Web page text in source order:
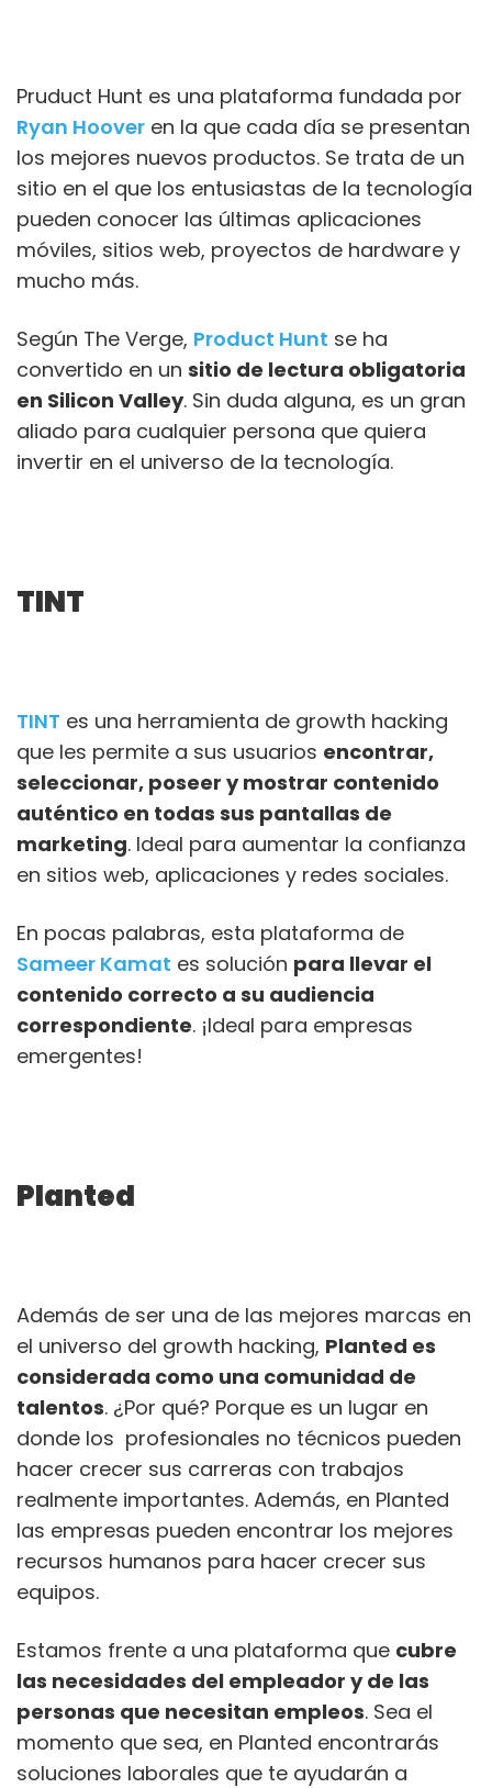
Pruduct Hunt es una plataforma fundada por
Ryan Hoover en la que cada día se presentan
los mejores nuevos productos. Se trata de un
sitio en el que los entusiastas de la tecnología
pueden conocer las últimas aplicaciones
móviles, sitios web, proyectos de hardware y
mucho más.
Según The Verge, Product Hunt se ha
convertido en un sitio de lectura obligatoria
en Silicon Valley. Sin duda alguna, es un gran
aliado para cualquier persona que quiera
invertir en el universo de la tecnología.
TINT
TINT es una herramienta de growth hacking
que les permite a sus usuarios encontrar,
seleccionar, poseer y mostrar contenido
auténtico en todas sus pantallas de
marketing. Ideal para aumentar la confianza
en sitios web, aplicaciones y redes sociales.
En pocas palabras, esta plataforma de
Sameer Kamat es solución para llevar el
contenido correcto a su audiencia
correspondiente. ¡Ideal para empresas
emergentes!
Planted
Además de ser una de las mejores marcas en
el universo del growth hacking, Planted es
considerada como una comunidad de
talentos. ¿Por qué? Porque es un lugar en
donde los profesionales no técnicos pueden
hacer crecer sus carreras con trabajos
realmente importantes. Además, en Planted
las empresas pueden encontrar los mejores
recursos humanos para hacer crecer sus
equipos.
Estamos frente a una plataforma que cubre
las necesidades del empleador y de las
personas que necesitan empleos. Sea el
momento que sea, en Planted encontrarás
soluciones laborales que te ayudarán a